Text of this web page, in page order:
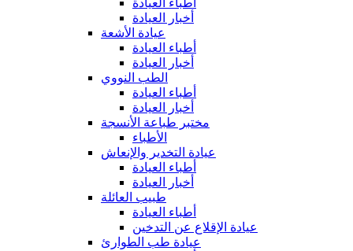
أخبار العيادة
عيادة الأشعة
أطباء العيادة
أخبار العيادة
الطب النووي
أطباء العيادة
أخبار العيادة
مختبر طباعة الأنسجة
الأطباء
عيادة التخدير والإنعاش
أطباء العيادة
أخبار العيادة
طبيب العائلة
أطباء العيادة
عيادة الإقلاع عن التدخين
عيادة طب الطوارئ